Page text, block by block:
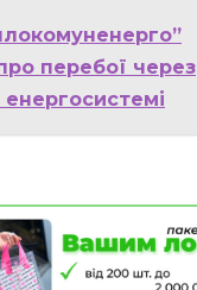
перебої через